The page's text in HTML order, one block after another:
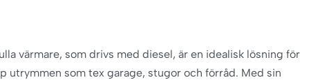
värmare, som drivs med diesel, är en idealisk lösning för
utrymmen som tex garage, stugor och förråd. Med sin